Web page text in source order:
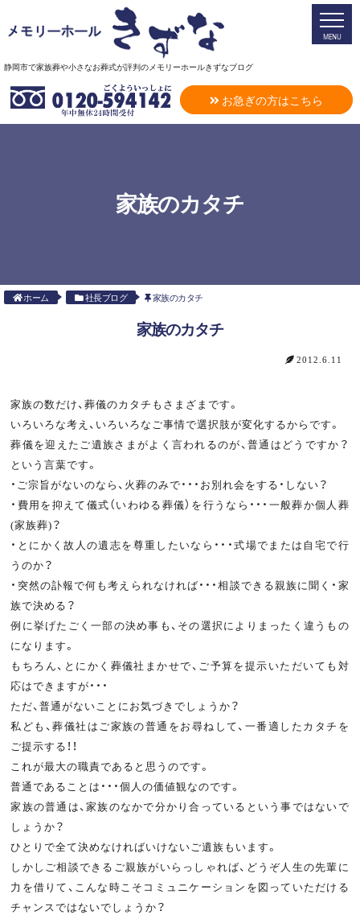
静岡市で家族葬や小さなお葬式が評判のメモリーホールきずなブログ
MENU
お急ぎの方はこちら
家族のカタチ
ホーム 社長ブログ 家族のカタチ
家族のカタチ
2012.6.11
家族の数だけ、葬儀のカタチもさまざまです。
いろいろな考え、いろいろなご事情で選択肢が変化するからです。
葬儀を迎えたご遺族さまがよく言われるのが、普通はどうですか？
という言葉です。
・ご宗旨がないのなら、火葬のみで・・・お別れ会をする・しない？
・費用を抑えて儀式（いわゆる葬儀）を行うなら・・・一般葬か個人葬
(家族葬)？
・とにかく故人の遺志を尊重したいなら・・・式場でまたは自宅で行
うのか？
・突然の訃報で何も考えられなければ・・・相談できる親族に聞く・家
族で決める？
例に挙げたごく一部の決め事も、その選択によりまったく違うもの
になります。
もちろん、とにかく葬儀社まかせで、ご予算を提示いただいても対
応はできますが・・・
ただ、普通がないことにお気づきでしょうか？
私ども、葬儀社はご家族の普通をお尋ねして、一番適したカタチを
ご提示する！！
これが最大の職責であると思うのです。
普通であることは・・・個人の価値観なのです。
家族の普通は、家族のなかで分かり合っているという事ではないで
しょうか？
ひとりで全て決めなければいけないご遺族もいます。
しかしご相談できるご親族がいらっしゃれば、どうぞ人生の先輩に
力を借りて、こんな時こそコミュニケーションを図っていただける
チャンスではないでしょうか？